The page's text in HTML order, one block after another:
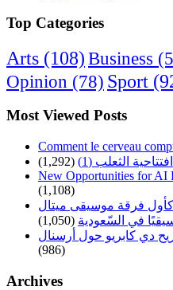
Top Categories
Arts (108) Business
Opinion (78) Sport
Most Viewed Posts
Comment le cerveau
افتتاحية الثعلب (1)
(1,292)
New Opportunities for AI
(1,108)
كأول فرقة موسيقى ميتال
في السّعودية (1,050)
دي كابريو حول أرسنال
(986)
Archives